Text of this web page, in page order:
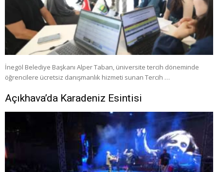
İnegöl Belediye Başkanı Alper Taban, üniversite tercih döneminde
öğrencilere ücretsiz danışmanlık hizmeti sunan Tercih …
Açıkhava’da Karadeniz Esintisi